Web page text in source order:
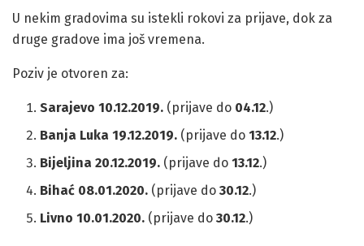
U nekim gradovima su istekli rokovi za prijave, dok za
druge gradove ima još vremena.
Poziv je otvoren za:
Sarajevo 10.12.2019. (prijave do 04.12.)
Banja Luka 19.12.2019. (prijave do13.12.)
Bijeljina 20.12.2019. (prijave do13.12.)
Bihać 08.01.2020. (prijave do30.12.)
Livno 10.01.2020. (prijave do30.12.)